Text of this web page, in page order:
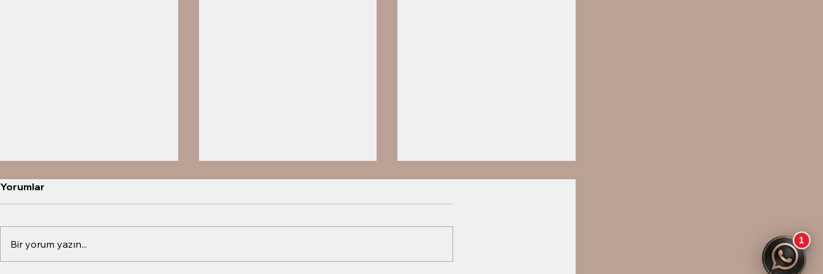
Yorumlar
Bir yorum yazın...